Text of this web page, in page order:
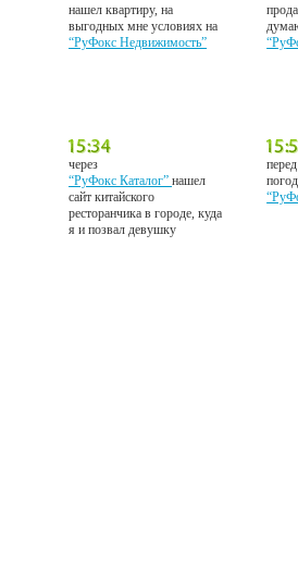
нашел квартиру, на
выгодных мне условиях на
“РуФокс Недвижимость”
через
“РуФокс Каталог”нашел
сайт китайского
ресторанчика в городе, куда
я и позвал девушку